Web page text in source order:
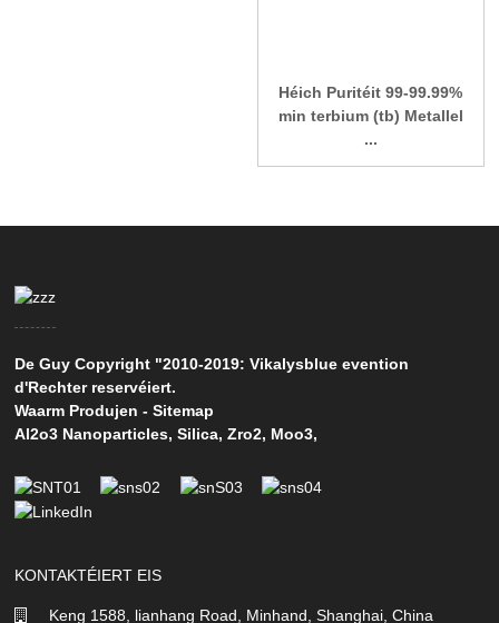
Héich Puritéit 99-99.99%
min terbium (tb) Metallel
...
De Guy Copyright "2010-2019: Vikalysblue evention
d'Rechter reservéiert.
Waarm Produjen -Sitemap
Al2o3 Nanoparticles,Silica,Zro2, Moo3,
KONTAKTÉIERT EIS
Keng 1588, lianhang Road, Minhand, Shanghai, China